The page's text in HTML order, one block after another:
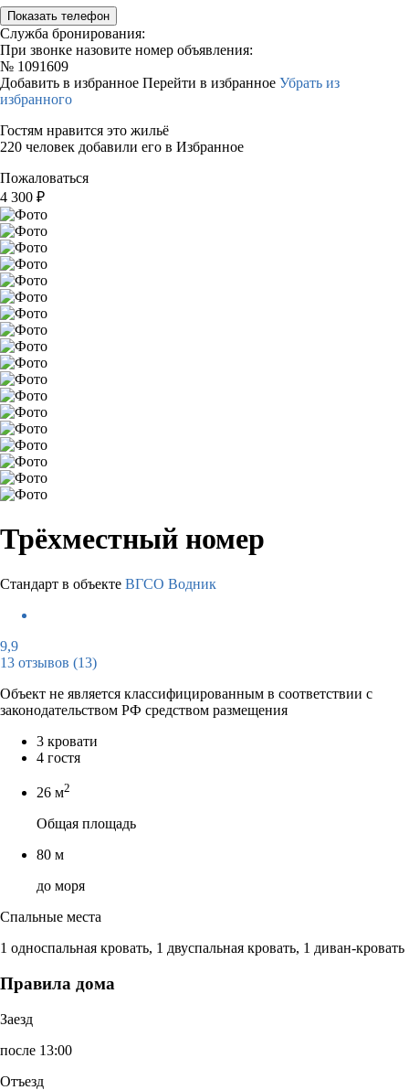
Показать телефон
Служба бронирования:
При звонке назовите номер объявления:
№ 1091609
Добавить в избранное Перейти в избранное Убрать из
избранного
Гостям нравится это жильё
220 человек добавили его в Избранное
Пожаловаться
4 300 ₽
Трёхместный номер
Стандарт в объекте ВГСО Водник
9,9
13 отзывов (13)
Объект не является классифицированным в соответствии с
законодательством РФ средством размещения
3 кровати
4 гостя
26 м2
Общая площадь
80 м
до моря
Спальные места
1 односпальная кровать, 1 двуспальная кровать, 1 диван-кровать
Правила дома
Заезд
после 13:00
Отъезд